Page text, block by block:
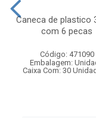
Caneca de plastico
com 6 pecas
Código: 471090
Embalagem:
Caixa Com: 30